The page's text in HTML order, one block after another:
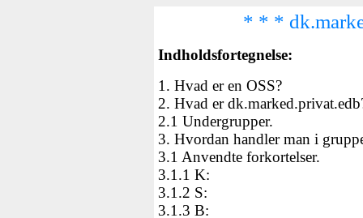
* * *
Indholdsfortegnelse:
1. Hvad er en OSS?
2. Hvad er dk.marked.privat.edb
2.1 Undergrupper.
3. Hvordan handler man i
3.1 Anvendte forkortelser.
3.1.1 K:
3.1.2 S:
3.1.3 B: